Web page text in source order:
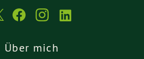
Über mich